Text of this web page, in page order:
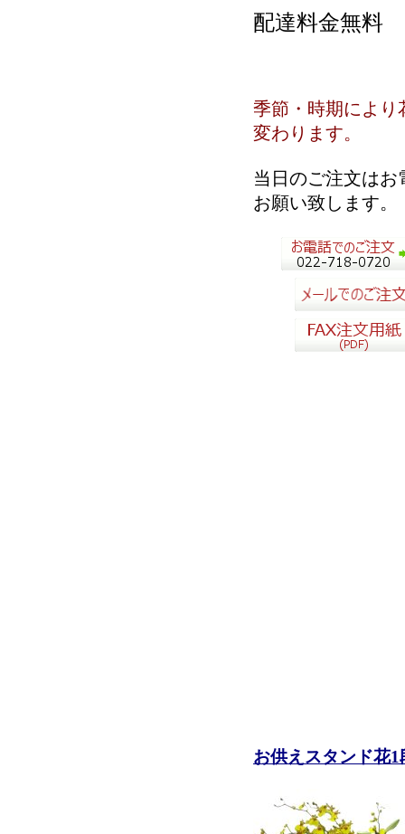
配達料金無料
季節・時期により
変わります。
当日のご注文はお
お願い致します。
お供えスタンド花1